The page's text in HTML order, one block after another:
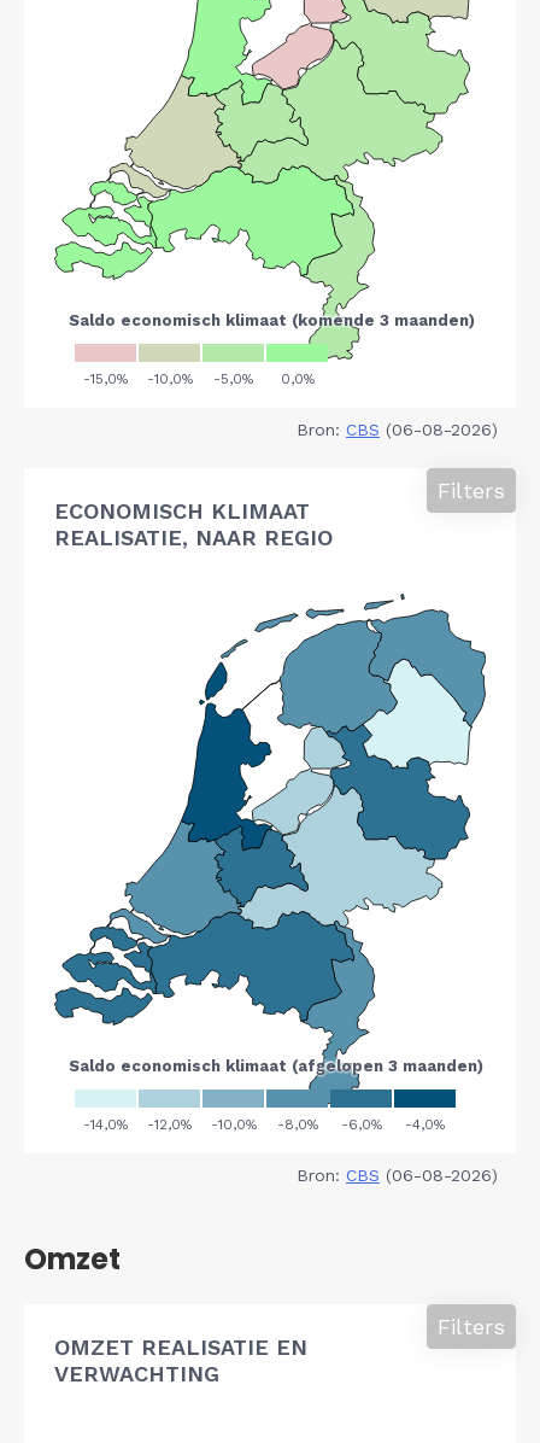
Bron: CBS (06-08-2026)
ECONOMISCH KLIMAAT
REALISATIE, NAAR REGIO
Filters
Bron: CBS (06-08-2026)
Omzet
OMZET REALISATIE EN
VERWACHTING
Filters